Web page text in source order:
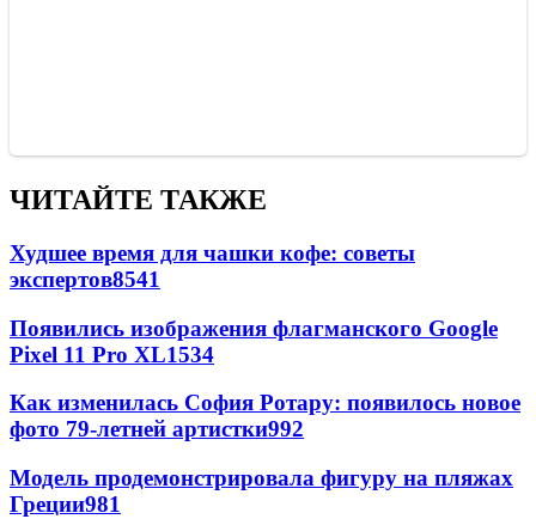
ЧИТАЙТЕ ТАКЖЕ
Худшее время для чашки кофе: советы
экспертов8541
Появились изображения флагманского Google
Pixel 11 Pro XL1534
Как изменилась София Ротару: появилось новое
фото 79-летней артистки992
Модель продемонстрировала фигуру на пляжах
Греции981